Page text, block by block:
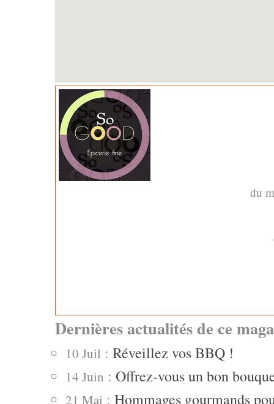
du
Dernières actualités de ce
10 Juil : Réveillez vos BBQ !
14 Juin : Offrez-vous un bon
21 Mai : Hommages gourmands